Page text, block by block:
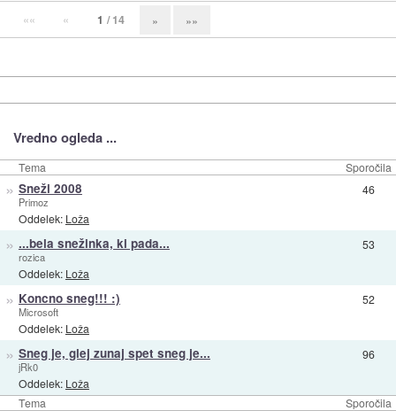
«« « 1 / 14 » »»
Vredno ogleda ...
Tema Sporočila
Tema Sporočila
» Sneži 2008
Primoz
Oddelek: Loža
46
» ...bela snežinka, ki pada...
rozica
Oddelek: Loža
53
» Koncno sneg!!! :)
Microsoft
Oddelek: Loža
52
» Sneg je, glej zunaj spet sneg je...
jRk0
Oddelek: Loža
96